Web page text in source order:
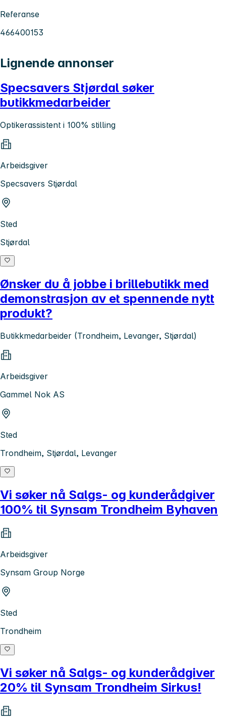
Referanse
466400153
Lignende annonser
Specsavers Stjørdal søker
butikkmedarbeider
Optikerassistent i 100% stilling
Arbeidsgiver
Specsavers Stjørdal
Sted
Stjørdal
Ønsker du å jobbe i brillebutikk med
demonstrasjon av et spennende nytt
produkt?
Butikkmedarbeider (Trondheim, Levanger, Stjørdal)
Arbeidsgiver
Gammel Nok AS
Sted
Trondheim, Stjørdal, Levanger
Vi søker nå Salgs- og kunderådgiver
100% til Synsam Trondheim Byhaven
Arbeidsgiver
Synsam Group Norge
Sted
Trondheim
Vi søker nå Salgs- og kunderådgiver
20% til Synsam Trondheim Sirkus!